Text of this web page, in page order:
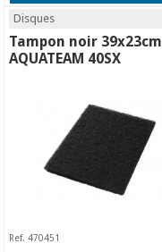
Disques
Tampon noir 39x23cm
AQUATEAM 40SX
Ref. 470451